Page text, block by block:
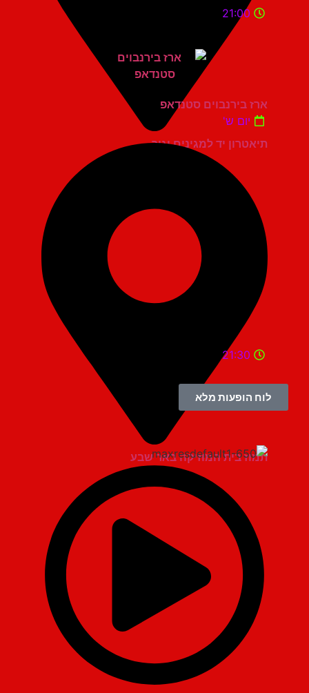
תיאטרון יד למגינים יגור
21:00
ארז בירנבוים סטנדאפ
יום ש'
תמוז בית המוזיקה באר שבע
21:30
לוח הופעות מלא